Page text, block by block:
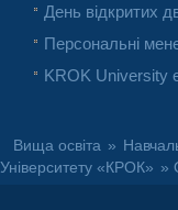
День відкритих
Персональні
KROK University
Вища освіта »
Університету «КРОК» »